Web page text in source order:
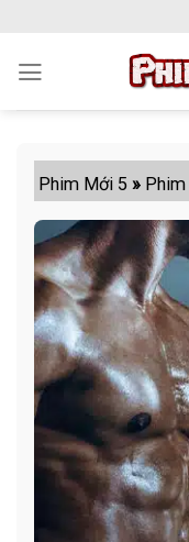
content
Phim Mới 5 » Phim